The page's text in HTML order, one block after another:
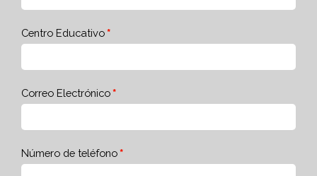
Centro Educativo
Correo Electrónico
Número de teléfono